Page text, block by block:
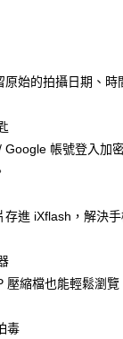
第一商業銀行
台中商業銀行
永豐商業銀行
始的拍攝日期、時
帳號登入加
存進 iXflash，解決
壓縮檔也能輕鬆瀏覽
毒